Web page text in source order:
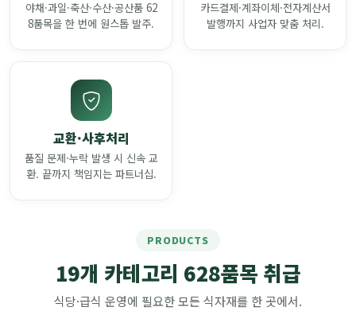
야채·과일·축산·수산·공산품 62
8품목을 한 번에 원스톱 발주.
카드결제·계좌이체·전자계산서
발행까지 사업자 맞춤 처리.
교환·사후처리
품질 문제·누락 발생 시 신속 교
환. 끝까지 책임지는 파트너십.
PRODUCTS
19개 카테고리 628품목 취급
식당·급식 운영에 필요한 모든 식자재를 한 곳에서.